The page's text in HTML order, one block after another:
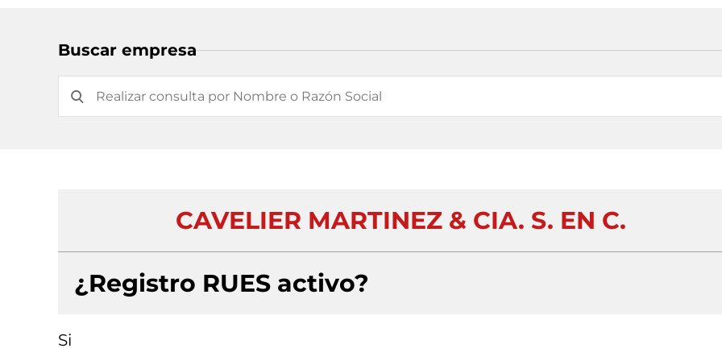
Buscar empresa
CAVELIER MARTINEZ & CIA. S. EN C.
¿Registro RUES activo?
Si